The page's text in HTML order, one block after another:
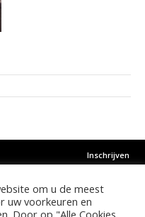
Inschrijven
om u de meest
uw voorkeuren en
Door op "Alle Cookies